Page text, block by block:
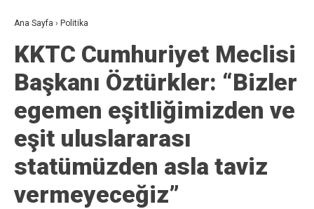
Ana Sayfa › Politika
KKTC Cumhuriyet Meclisi
Başkanı Öztürkler: “Bizler
egemen eşitliğimizden ve
eşit uluslararası
statümüzden asla taviz
vermeyeceğiz”